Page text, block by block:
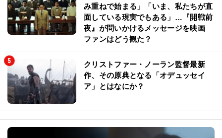
み重ねで始まる」「いま、私たちが直
面している現実でもある」…『開戦前
夜』が問いかけるメッセージを映画
ファンはどう観た？
クリストファー・ノーラン監督最新
作、その原典となる「オデュッセイ
ア」とはなにか？